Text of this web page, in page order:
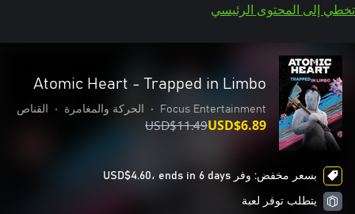
تخطي إلى المحتوى الرئيسي
Atomic Heart - Trapped in Limbo
Focus Entertainment
• الحركة والمغامرة • القناص
USD$11.49USD$6.89
بسعر مخفض: وفر USD$4.60، ends in 6 days
يتطلب توفر لعبة